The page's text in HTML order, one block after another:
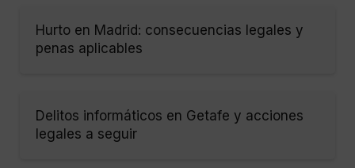
Hurto en Madrid: consecuencias legales y
penas aplicables
Delitos informáticos en Getafe y acciones
legales a seguir